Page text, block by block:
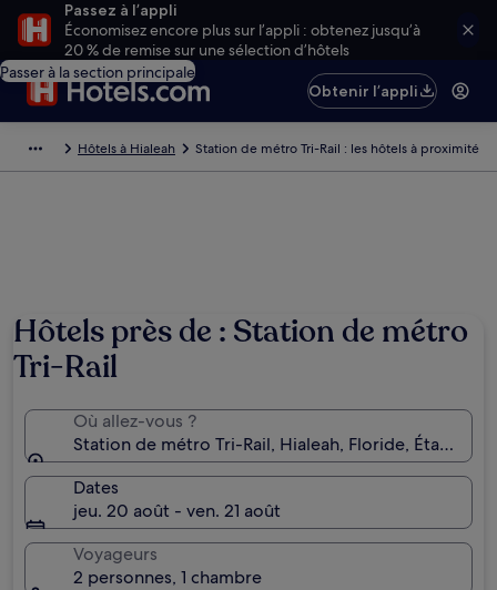
Passez à l’appli
Économisez encore plus sur l’appli : obtenez jusqu’à
20 % de remise sur une sélection d’hôtels
Passer à la section principale
Obtenir l’appli
Hôtels à Hialeah Station de métro Tri-Rail : les hôtels à proximité
Hôtels près de : Station de métro
Tri-Rail
Où allez-vous ?
Station de métro Tri-Rail, Hialeah, Floride, États-
Dates
jeu. 20 août - ven. 21 août
Voyageurs
2 personnes, 1 chambre